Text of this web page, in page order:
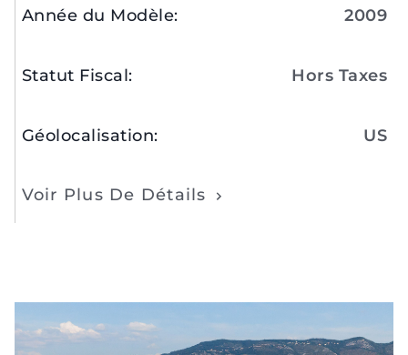
Année du Modèle: 2009
Statut Fiscal: Hors Taxes
Géolocalisation: US
Voir Plus De Détails